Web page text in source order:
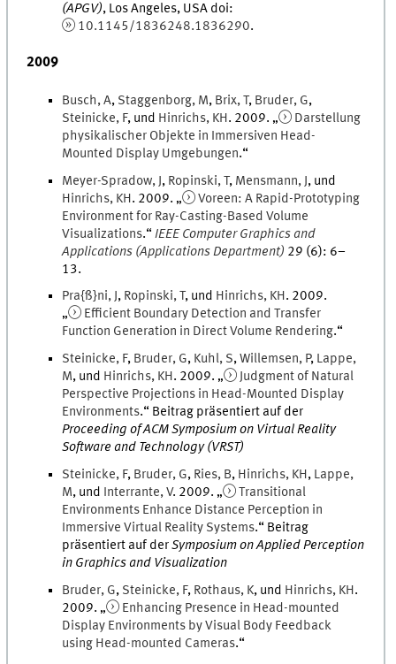
(APGV), Los Angeles, USA doi:
10.1145/1836248.1836290.
2009
Busch,A, Staggenborg, M, Brix,T, Bruder, G,
Steinicke, F, und Hinrichs, KH . 2009. „
Darstellung
physikalischer Objekte in Immersiven Head-
Mounted Display Umgebungen.“
Meyer-Spradow, J, Ropinski,T, Mensmann, J, und
Hinrichs, KH. 2009. „
Voreen: A Rapid-Prototyping
Environment for Ray-Casting-Based Volume
Visualizations.“IEEE Computer Graphics and
Applications (Applications Department) 29 (6): 6–
13.
Pra{ß}ni, J, Ropinski,T, und Hinrichs, KH. 2009.
„
Efficient Boundary Detection and Transfer
Function Generation in Direct Volume Rendering.“
Steinicke, F, Bruder, G, Kuhl, S,Willemsen, P, Lappe,
M, und Hinrichs, KH. 2009. „
Judgment of Natural
Perspective Projections in Head-Mounted Display
Environments.“ Beitrag präsentiert auf der
Proceeding of ACM Symposium on Virtual Reality
Software and Technology (VRST)
Steinicke, F, Bruder, G, Ries, B, Hinrichs, KH , Lappe,
M, und Interrante,V. 2009. „
Transitional
Environments Enhance Distance Perception in
Immersive Virtual Reality Systems.“ Beitrag
präsentiert auf derSymposium on Applied Perception
in Graphics and Visualization
Bruder, G, Steinicke, F, Rothaus, K, und Hinrichs, KH .
2009. „
Enhancing Presence in Head-mounted
Display Environments by Visual Body Feedback
using Head-mounted Cameras.“